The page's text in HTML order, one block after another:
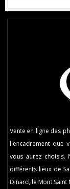
Vente en ligne des
l'encadrement que
vous aurez choisis.
différents lieux de
Dinard, le Mont Saint